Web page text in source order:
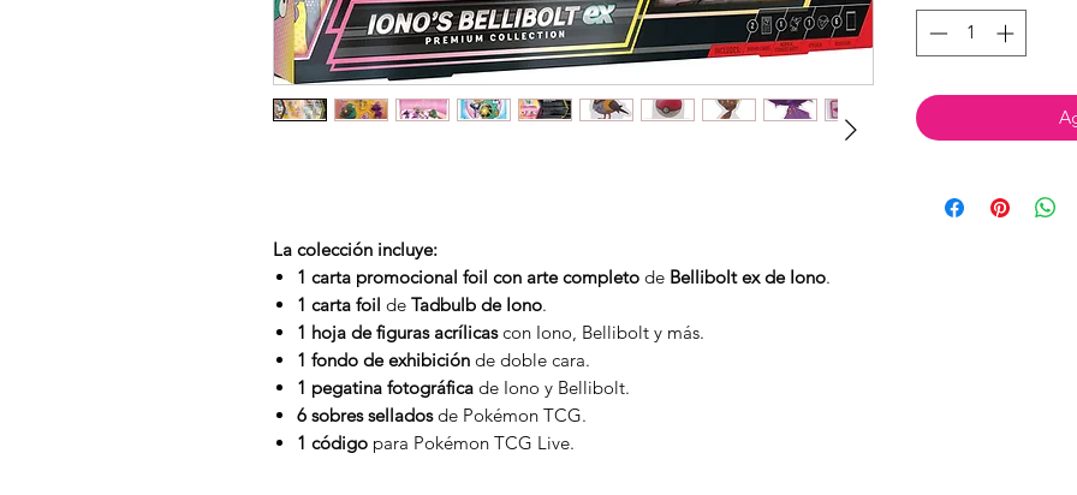
La colección incluye:
1 carta promocional foil con arte completo de Bellibolt ex de Iono.
1 carta foil de Tadbulb de Iono.
1 hoja de figuras acrílicascon Iono, Bellibolt y más.
1 fondo de exhibición de doble cara.
1 pegatina fotográfica de Iono y Bellibolt.
6 sobres selladosde Pokémon TCG.
1 código para Pokémon TCG Live.